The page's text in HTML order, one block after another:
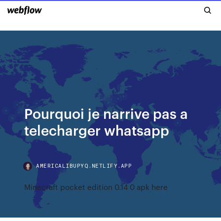
Pourquoi je narrive pas a
telecharger whatsapp
AMERICALIBUPYQ.NETLIFY.APP
Minecraft pocket edition 0.14 0 apk here